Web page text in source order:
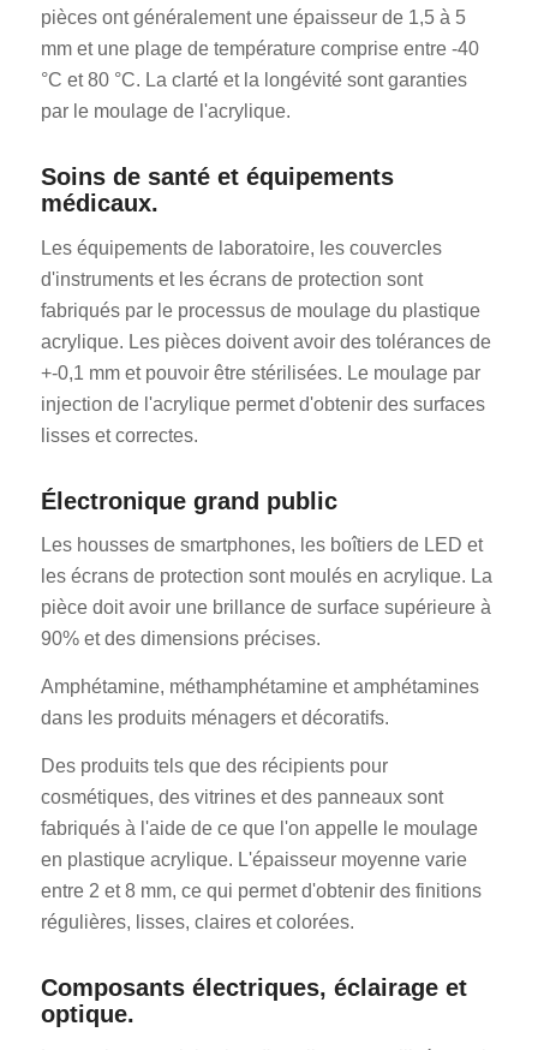
pièces ont généralement une épaisseur de 1,5 à 5
mm et une plage de température comprise entre -40
°C et 80 °C. La clarté et la longévité sont garanties
par le moulage de l'acrylique.
Soins de santé et équipements
médicaux.
Les équipements de laboratoire, les couvercles
d'instruments et les écrans de protection sont
fabriqués par le processus de moulage du plastique
acrylique. Les pièces doivent avoir des tolérances de
+-0,1 mm et pouvoir être stérilisées. Le moulage par
injection de l'acrylique permet d'obtenir des surfaces
lisses et correctes.
Électronique grand public
Les housses de smartphones, les boîtiers de LED et
les écrans de protection sont moulés en acrylique. La
pièce doit avoir une brillance de surface supérieure à
90% et des dimensions précises.
Amphétamine, méthamphétamine et amphétamines
dans les produits ménagers et décoratifs.
Des produits tels que des récipients pour
cosmétiques, des vitrines et des panneaux sont
fabriqués à l'aide de ce que l'on appelle le moulage
en plastique acrylique. L'épaisseur moyenne varie
entre 2 et 8 mm, ce qui permet d'obtenir des finitions
régulières, lisses, claires et colorées.
Composants électriques, éclairage et
optique.